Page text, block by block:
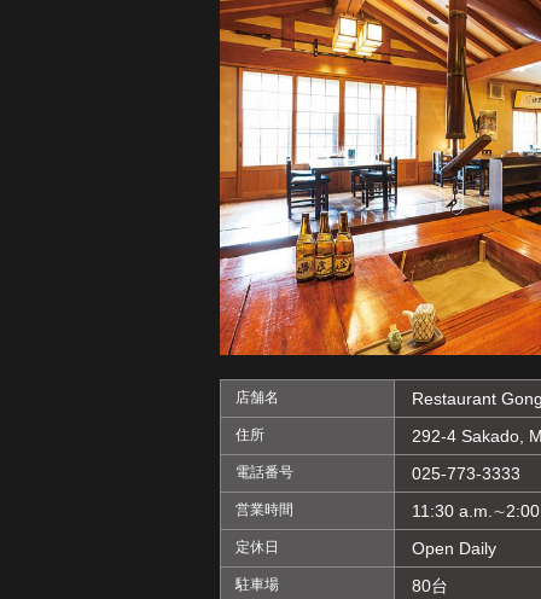
店舗名 Restaurant
住所 292-4 Sakado,
電話番号 025-773-3333
営業時間 11:30
定休日 Open Daily
駐車場 80台